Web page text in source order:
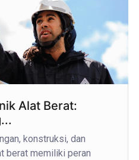
Alat Berat:
konstruksi, dan
berat memiliki peran